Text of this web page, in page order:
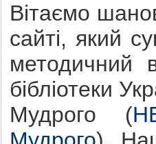
Вітаємо
сайті, який
методичний
бібліотеки
Мудрого (